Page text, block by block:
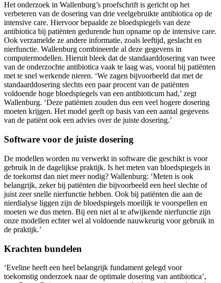
Het onderzoek in Wallenburg’s proefschrift is gericht op het
verbeteren van de dosering van drie veelgebruikte antibiotica op de
intensive care. Hiervoor bepaalde ze bloedspiegels van deze
antibiotica bij patiënten gedurende hun opname op de intensive care.
Ook verzamelde ze andere informatie, zoals leeftijd, geslacht en
nierfunctie. Wallenburg combineerde al deze gegevens in
computermodellen. Hieruit bleek dat de standaarddosering van twee
van de onderzochte antibiotica vaak te laag was, vooral bij patiënten
met te snel werkende nieren. ‘We zagen bijvoorbeeld dat met de
standaarddosering slechts een paar procent van de patiënten
voldoende hoge bloedspiegels van een antibioticum had,’ zegt
Wallenburg. ‘Deze patiënten zouden dus een veel hogere dosering
moeten krijgen. Het model geeft op basis van een aantal gegevens
van de patiënt ook een advies over de juiste dosering.’
Software voor de juiste dosering
De modellen worden nu verwerkt in software die geschikt is voor
gebruik in de dagelijkse praktijk. Is het meten van bloedspiegels in
de toekomst dan niet meer nodig? Wallenburg: ‘Meten is ook
belangrijk, zeker bij patiënten die bijvoorbeeld een heel slechte of
juist zeer snelle nierfunctie hebben. Ook bij patiënten die aan de
nierdialyse liggen zijn de bloedspiegels moeilijk te voorspellen en
moeten we dus meten. Bij een niet al te afwijkende nierfunctie zijn
onze modellen echter wel al voldoende nauwkeurig voor gebruik in
de praktijk.’
Krachten bundelen
‘Eveline heeft een heel belangrijk fundament gelegd voor
toekomstig onderzoek naar de optimale dosering van antibiotica’,